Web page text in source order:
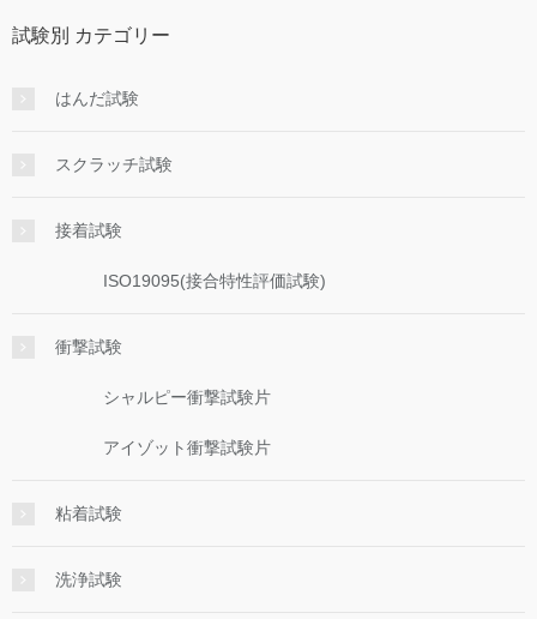
試験別 カテゴリー
はんだ試験
スクラッチ試験
接着試験
ISO19095(接合特性評価試験)
衝撃試験
シャルピー衝撃試験片
アイゾット衝撃試験片
粘着試験
洗浄試験